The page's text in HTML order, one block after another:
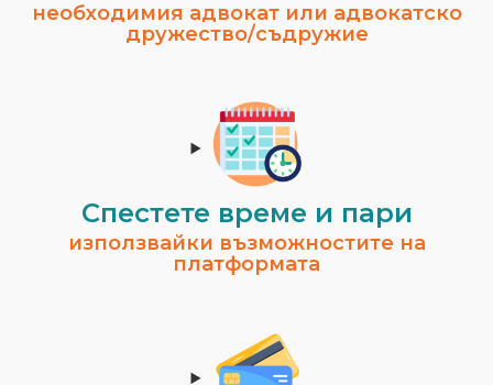
необходимия адвокат или адвокатско
дружество/съдружие
Спестeте време и пари
използвайки възможностите на
платформата